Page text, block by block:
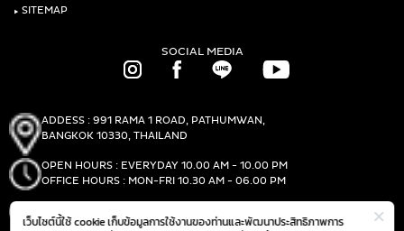
เว็บไซต์นี้ใช้ cookie เก็บข้อมูลการใช้งานของท่านและพัฒนาประสิทธิภาพการ
‣ SITEMAP
SOCIAL MEDIA
ADDESS : 991 RAMA 1 ROAD, PATHUMWAN,
BANGKOK 10330, THAILAND
OPEN HOURS : EVERYDAY 10.00 AM - 10.00 PM
OFFICE HOURS : MON-FRI 10.30 AM - 06.00 PM
FAX :(+66)2-690-1000